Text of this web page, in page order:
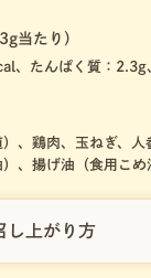
当たり）
、たんぱく質：
）、鶏肉、玉ねぎ、
、揚げ油（食用こ
し上がり方